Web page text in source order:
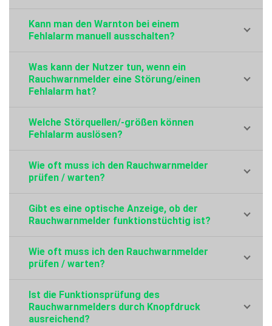
Kann man den Warnton bei einem
Fehlalarm manuell ausschalten?
Was kann der Nutzer tun, wenn ein
Rauchwarnmelder eine Störung/einen
Fehlalarm hat?
Welche Störquellen/-größen können
Fehlalarm auslösen?
Wie oft muss ich den Rauchwarnmelder
prüfen / warten?
Gibt es eine optische Anzeige, ob der
Rauchwarnmelder funktionstüchtig ist?
Wie oft muss ich den Rauchwarnmelder
prüfen / warten?
Ist die Funktionsprüfung des
Rauchwarnmelders durch Knopfdruck
ausreichend?